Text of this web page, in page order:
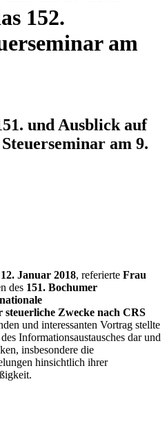
152.
am
und Ausblick auf
am 9.
Januar 2018, referierte Frau
des 151. Bochumer
Zwecke nach CRS
und interessanten Vortrag stellte
Informationsaustausches dar und
insbesondere die
hinsichtlich ihrer